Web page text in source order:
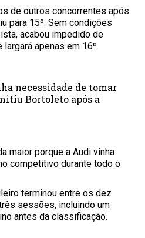
de outros concorrentes após
para 15º. Sem condições
acabou impedido de
apenas em 16º.
necessidade de tomar
Bortoleto após a
maior porque a Audi vinha
competitivo durante todo o
terminou entre os dez
sessões, incluindo um
antes da classificação.